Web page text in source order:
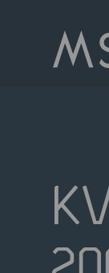
Större